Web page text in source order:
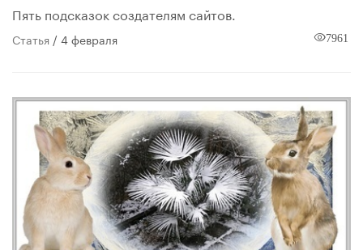
Пять подсказок создателям сайтов.
Статья / 4 февраля 7961